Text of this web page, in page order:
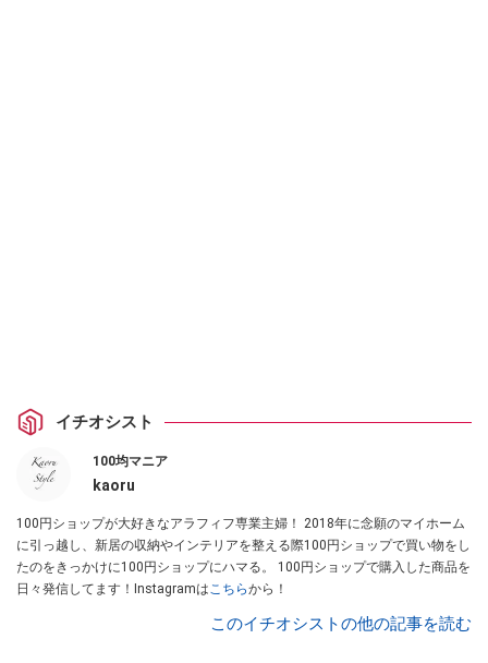
イチオシスト
100均マニア
kaoru
100円ショップが大好きなアラフィフ専業主婦！ 2018年に念願のマイホーム
に引っ越し、新居の収納やインテリアを整える際100円ショップで買い物をし
たのをきっかけに100円ショップにハマる。 100円ショップで購入した商品を
日々発信してます！Instagramはこちらから！
このイチオシストの他の記事を読む